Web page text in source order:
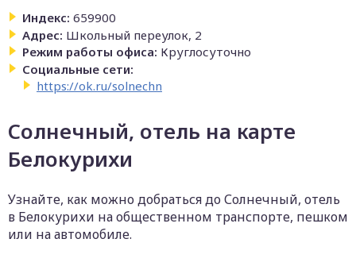
Индекс: 659900
Адрес: Школьный переулок, 2
Режим работы офиса: Круглосуточно
Социальные сети:
https://ok.ru/solnechn
Солнечный, отель на карте
Белокурихи
Узнайте, как можно добраться до Солнечный, отель
в Белокурихи на общественном транспорте, пешком
или на автомобиле.